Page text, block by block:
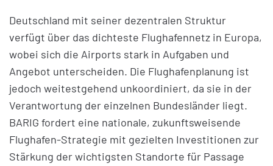
Deutschland mit seiner dezentralen Struktur
verfügt über das dichteste Flughafennetz in Europa,
wobei sich die Airports stark in Aufgaben und
Angebot unterscheiden. Die Flughafenplanung ist
jedoch weitestgehend unkoordiniert, da sie in der
Verantwortung der einzelnen Bundesländer liegt.
BARIG fordert eine nationale, zukunftsweisende
Flughafen-Strategie mit gezielten Investitionen zur
Stärkung der wichtigsten Standorte für Passage